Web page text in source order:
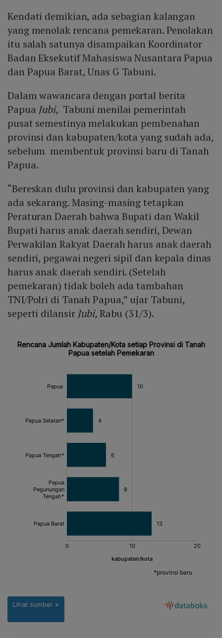
Kendati demikian, ada sebagian kalangan
yang menolak rencana pemekaran. Penolakan
itu salah satunya disampaikan Koordinator
Badan Eksekutif Mahasiswa Nusantara Papua
dan Papua Barat, Unas G Tabuni.
Dalam wawancara dengan portal berita
Papua Jubi, Tabuni menilai pemerintah
pusat semestinya melakukan pembenahan
provinsi dan kabupaten/kota yang sudah ada,
sebelum membentuk provinsi baru di Tanah
Papua.
“Bereskan dulu provinsi dan kabupaten yang
ada sekarang. Masing-masing tetapkan
Peraturan Daerah bahwa Bupati dan Wakil
Bupati harus anak daerah sendiri, Dewan
Perwakilan Rakyat Daerah harus anak daerah
sendiri, pegawai negeri sipil dan kepala dinas
harus anak daerah sendiri. (Setelah
pemekaran) tidak boleh ada tambahan
TNI/Polri di Tanah Papua,” ujar Tabuni,
seperti dilansir Jubi,Rabu (31/3).